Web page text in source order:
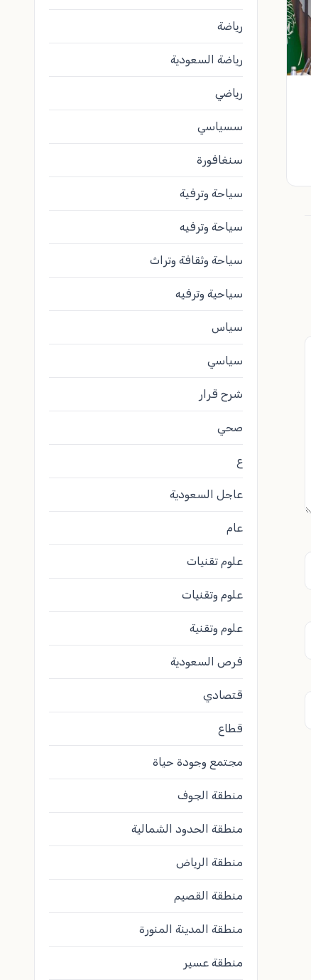
رياضة
رياضة السعودية
رياضي
سسياسي
سنغافورة
سياحة وترفية
سياحة وترفيه
سياحة وثقافة وتراث
سياحية وترفيه
سياس
سياسي
شرح قرار
صحي
ع
عاجل السعودية
عام
علوم تقنيات
علوم وتقنيات
علوم وتقنية
فرص السعودية
قتصادي
قطاع
مجتمع وجودة حياة
منطقة الجوف
منطقة الحدود الشمالية
منطقة الرياض
منطقة القصيم
منطقة المدينة المنورة
منطقة عسير